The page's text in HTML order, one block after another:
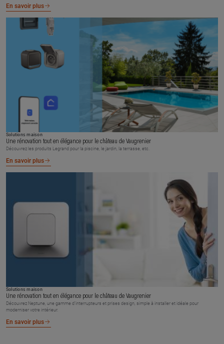
En savoir plus
Solutions maison
Une rénovation tout en élégance pour le château de Vaugrenier
Découvrez les produits Legrand pour la piscine, le jardin, la terrasse, etc.
En savoir plus
Solutions maison
Une rénovation tout en élégance pour le château de Vaugrenier
Découvrez Neptune, une gamme d’interrupteurs et prises design, simple à installer et idéale pour
moderniser votre intérieur.
En savoir plus